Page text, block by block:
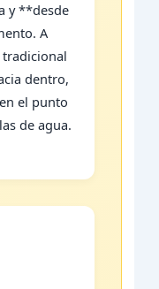
y **desde
A
dentro,
el punto
de agua.